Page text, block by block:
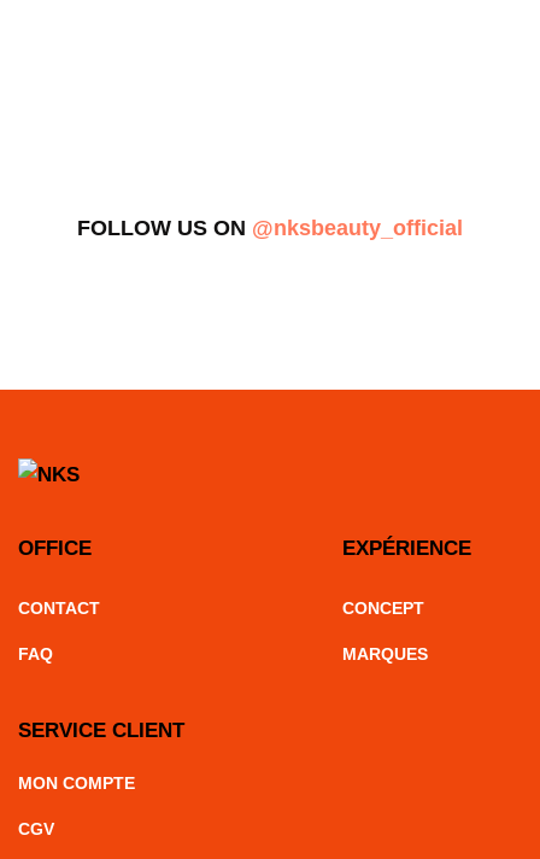
FOLLOW US ON @nksbeauty_official
OFFICE
CONTACT
FAQ
EXPÉRIENCE
CONCEPT
MARQUES
SERVICE CLIENT
MON COMPTE
CGV